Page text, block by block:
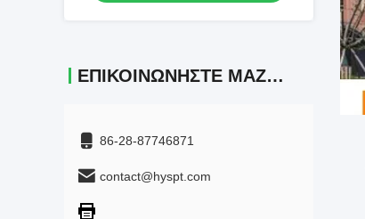
ΕΠΙΚΟΙΝΩΝΉΣΤΕ ΜΑΖΊ ΜΑΣ
86-28-87746871
contact@hyspt.com